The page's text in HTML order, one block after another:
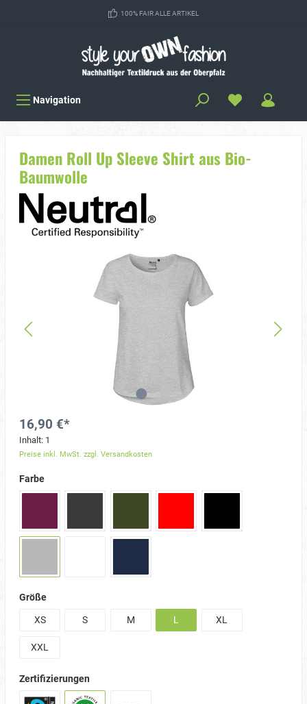
100% FAIR ALLE ARTIKEL
Navigation
Damen Roll Up Sleeve Shirt aus Bio-
Baumwolle
16,90 €*
Inhalt: 1
Preise inkl. MwSt. zzgl. Versandkosten
Farbe
Größe
XS
S M L XL
XXL
Zertifizierungen